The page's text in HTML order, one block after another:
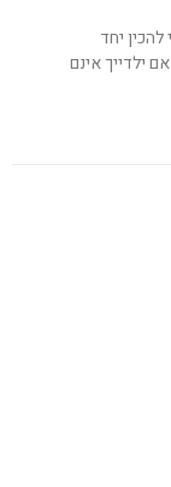
יחד
ילדייך אינם